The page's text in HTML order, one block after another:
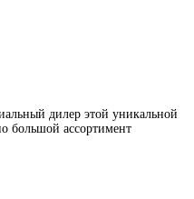
дилер этой уникальной
большой ассортимент